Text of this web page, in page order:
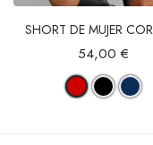
SHORT DE MUJER
54,00 €